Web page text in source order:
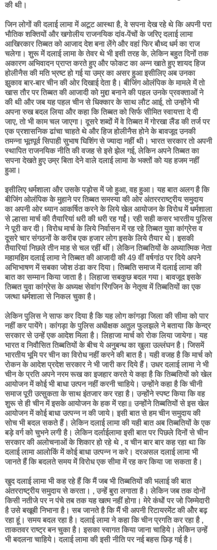
की थी।
जिन लोगों की दलाई लामा में अटूट आस्था है, वे सपना देख रहे थे कि अपनी परा
भौतिक शक्तियों और खगोलीय राजनयिक दांव-पेंचों के जरिए दलाई लामा
आखिरकार तिब्बत को आजाद देश बना लेंगे और वहां फिर बौध्द धर्म का राज
चलेगा। शुरू में दलाई लामा के तेवर थे भी इसी तरह के, लेकिन बहुत दिनों तक
अकारण अभिवादन प्राप्त करते हुए और फोकट का अन्न खाते हुए शायद हिज
होलीनैस की मति भ्रष्ट हो गई या उम्र का असर हुआ इसीलिए अब उनका
झुकाव बार-बार चीन की ओर दिखाई देता है। बीजिंग ओलंपिक के मामले में तो
खास तौर पर तिब्बत की आजादी को मुद्दा बनाने की पहल उनके प्रवक्ताओं ने
की थी और जब यह पहल चीन से धिक्कार के साथ लौट आई, तो उन्होंने भी
अपना रुख बदल लिया और कहा कि तिब्बत को सिर्फ सीमित स्वायत्ता दे दी
जाए, तो भी काम चल जाएगा। दूसरे शब्दों में वे तिब्बत में गोरखा लैंड की तर्ज पर
एक प्रशासनिक ढांचा चाहते थे और हिज होलीनैस होने के बावजूद उनकी
तमन्ना भूतपूर्व सिपाही सुभाष घिशिंग से ज्यादा नहीं थी। भारत सरकार तो अपनी
स्थापित राजनयिक नीति की वजह से इसे झेल गई, लेकिन अपने तिब्बत का
सपना देखते हुए उम्र बिता देने वाले दलाई लामा के भक्तों को यह हजम नहीं
हुआ।
इसीलिए धर्मशाला और उसके पड़ोस में जो हुआ, वह हुआ। यह बात अलग है कि
बीजिंग ओलंपिक के मुहाने पर तिब्बत समस्या की ओर अंतररराष्ट्रीय समुदाय
का अपनी ओर ध्यान आकर्षित करने के लिये खेल आयोजन के विरोध में धर्मशाला
से ल्हासा मार्च की तैयारियां धरी की धरी रह गईं। रही सही कसर भारतीय पुलिस
ने पूरी कर दी। विरोध मार्च के लिये निर्वासन में रह रहे तिब्बत युवा कांग्रेस व
दूसरे चार संगठनों के करीब एक हजार लोग इसके लिये तैयार थे। इसकी
तैयारियां निछले तीन माह से चल रहीं थीं। लेकिन तिब्बतियों के अध्यात्मिक नेता
महामहिम दलाई लामा ने तिब्बत की आजादी की 49 वीं वर्षगांठ पर दिये अपने
अभिाभाषण में सबका जोश ठंडा कर दिया। तिब्बति समाज में दलाई लामा की
बात का सम्मान किया जाता है। लिहाजा सबकुछ बदल गया। बावजूद इसके
तिब्बत युवा कांग्रेस के अध्यक्ष सेवांग रिंगजिन के नेतृत्व में तिब्बतियों का एक
जत्था धर्मशाला से निकल चुका है।
लेकिन पुलिस ने साफ कर दिया है कि यह लोग कांगड़ा जिला की सीमा को पार
नहीं कर पायेंगे। कांगड़ा के पुलिस अधीक्षक अतुल फुलझले ने बताया कि केन्द्र
सरकार से उन्हें एक आदेश मिला है। लिहाजा मार्च को रोक लिया जायेगा। यह
भारत व निवौसित तिब्बतियों के बीच ये अनुबन्ध का खुला उल्लंघन है। जिसमें
भारतीय भूमि पर चीन का विरोध नहीं करने की बात है। यही वजह है कि मार्च को
रोकन के आदेश प्रदेश सरकार ने भी जारी कर दिये हैं। उधर दलाई लामा ने भी
चीन के प्रति अपने नरम रूख का इजहार करते ये कहा है कि तिब्बतियों को खेल
आयोजन में कोई भी बाधा उत्पन नहीं करनी चाहिये। उन्होंने कहा है कि चीनी
समाज पूरी उत्सुकता के साथ इंतजार कर रहा है। उन्होंने स्पष्ट किया कि वह
शुरू से ही चीन में इसके आयोजन के हक में रहा॥ उन्होंने तिब्बतियों से इस खेल
आयोजन में कोई बाधा उत्पन्न न की जाये। इसी बात से हम चीन समुदाय की
सोच भी बदल सकते हैं। लेकिन दलाई लामा की यही बात अब तिब्बतियों के एक
बड़े वर्ग को चुभने लगी है। लेकिन दर्लाईलामा इसी बात पर पिछले दिनों से चीन
सरकार की अलोचनाओं के शिकार हो रहे थे , व चीन बार बार कह रहा था कि
दलाई लामा आलोकिं में कोई बाधा उत्पन्न न करे। दरअसल दलाई लामा भी
जानते हैं कि बदलते समय में विरोध एक सीमा में रह कर किया जा सकता है।
खुद दलाई लामा भी कह रहे हैं कि मैं जब भी तिब्बतियों की भलाई की बात
अंतरराष्ट्रीय समुदाय से करता। , उन्हें बुरा लगाता है। लेकिन जब तक दोनों
किसी नतीजे पर न पंचे तब तक यह खत्म नहीं होगा। मेरे कंधों पर जो जिम्मेदारी
है उसे बखूबी निभाना है। सब जानते है कि मैं भी अपनी रिटायरमेंट की ओैर बढ़
रहा हूं। समय बदल रहा है। दलाई लामा ने कहा कि चीन प्रगति कर रहा है ,
ताकतवर राष्ट्र बन चुका है। इसका स्वागत किया जाना चाहिये। लेकिन उन्हें
भी बदलना चाहिये। दलाई लामा की इसी नीति पर नई बहस छिड़ गई है।